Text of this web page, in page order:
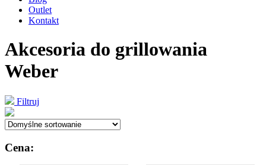
Outlet
Kontakt
Akcesoria do grillowania
Weber
Filtruj
Cena: